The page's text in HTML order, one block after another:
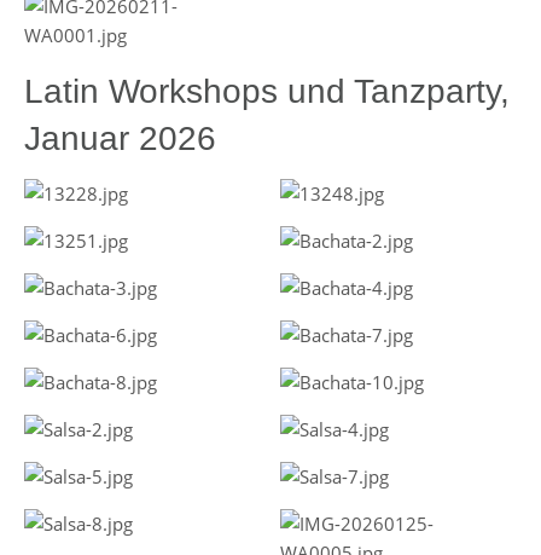
Latin Workshops und Tanzparty,
Januar 2026